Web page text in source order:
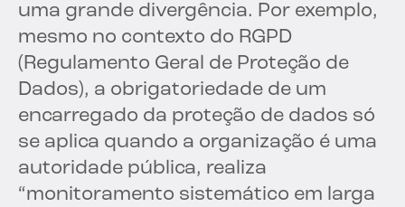
uma grande divergência. Por exemplo,
mesmo no contexto do RGPD
(Regulamento Geral de Proteção de
Dados), a obrigatoriedade de um
encarregado da proteção de dados só
se aplica quando a organização é uma
autoridade pública, realiza
“monitoramento sistemático em larga